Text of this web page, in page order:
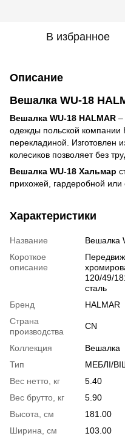
В избранное
Описание
Вешалка WU-18
Вешалка WU-18 HALMAR –
одежды польской компании
перекладиной. Изготовлен
колесиков позволяет без
Вешалка WU-18 Хальмар
прихожей, гардеробной или
Характеристики
Название
Вешалка
Короткое
описание
120/49/
сталь
Бренд
HALMAR
Страна
производства
CN
Коллекция
Вешалка
Тип
МЕБЛІ/
Вес нетто, кг
5.40
Вес брутто, кг
5.90
Высота, см
181.00
Ширина, см
103.00